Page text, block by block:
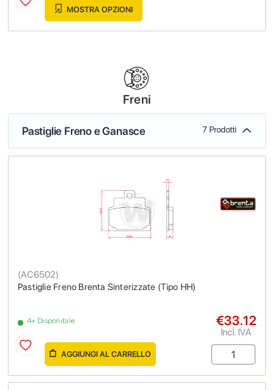
MOSTRA OPZIONI
Freni
Pastiglie Freno e Ganasce 7 Prodotti
Pastiglie Freno Brenta Sinterizzate (Tipo HH)
(AC6502)
4+ Disponibile €33.12
Incl. IVA
AGGIUNGI AL CARRELLO